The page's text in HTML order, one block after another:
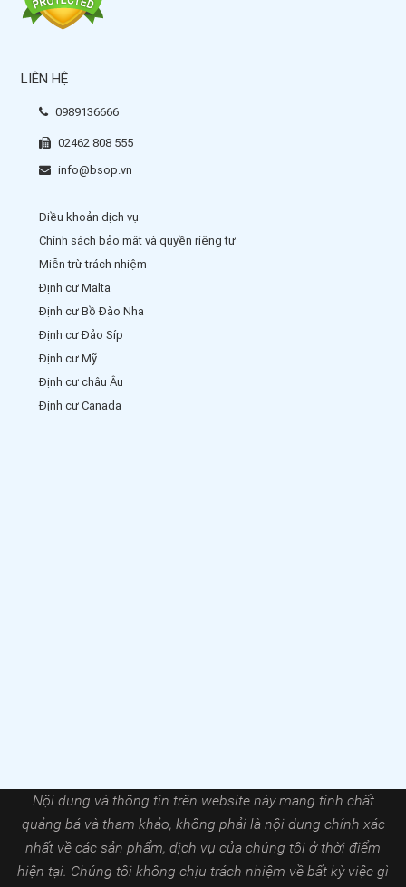
LIÊN HỆ
0989136666
02462 808 555
info@bsop.vn
Điều khoản dịch vụ
Chính sách bảo mật và quyền riêng tư
Miễn trừ trách nhiệm
Định cư Malta
Định cư Bồ Đào Nha
Định cư Đảo Síp
Định cư Mỹ
Định cư châu Âu
Định cư Canada
Nội dung và thông tin trên website này mang tính chất
quảng bá và tham khảo, không phải là nội dung chính xác
nhất về các sản phẩm, dịch vụ của chúng tôi ở thời điểm
hiện tại. Chúng tôi không chịu trách nhiệm về bất kỳ việc gì